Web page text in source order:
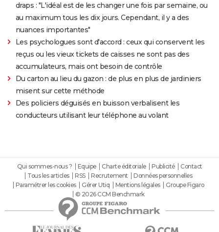
draps : "L'idéal est de les changer une fois par semaine, ou
au maximum tous les dix jours. Cependant, il y a des
nuances importantes"
Les psychologues sont d'accord : ceux qui conservent les
reçus ou les vieux tickets de caisses ne sont pas des
accumulateurs, mais ont besoin de contrôle
Du carton au lieu du gazon : de plus en plus de jardiniers
misent sur cette méthode
Des policiers déguisés en buisson verbalisent les
conducteurs utilisant leur téléphone au volant
Qui sommes-nous ? Equipe Charte éditoriale Publicité
Contact
Tous les articles
RSS Recrutement
Données personnelles
Paramétrer les cookies
Gérer Utiq Mentions légales
Groupe Figaro
© 2026 CCM Benchmark